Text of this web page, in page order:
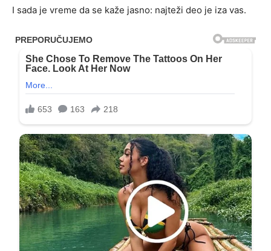
I sada je vreme da se kaže jasno: najteži deo je iza vas.